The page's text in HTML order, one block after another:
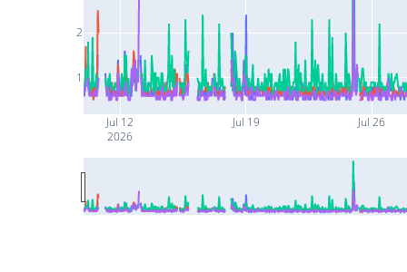
Jul 12
2026
Jul 19 Jul 26
1
2